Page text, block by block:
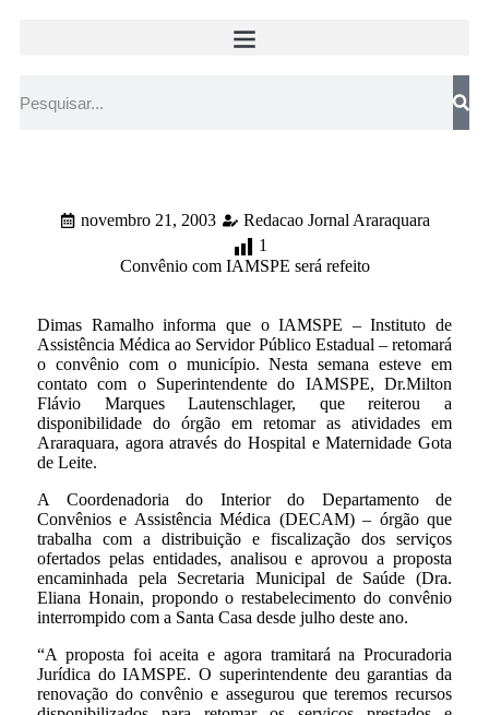
novembro 21, 2003
Redacao Jornal Araraquara
1
Convênio com IAMSPE será refeito
Dimas Ramalho informa que o IAMSPE – Instituto de
Assistência Médica ao Servidor Público Estadual – retomará
o convênio com o município. Nesta semana esteve em
contato com o Superintendente do IAMSPE, Dr.Milton
Flávio Marques Lautenschlager, que reiterou a
disponibilidade do órgão em retomar as atividades em
Araraquara, agora através do Hospital e Maternidade Gota
de Leite.
A Coordenadoria do Interior do Departamento de
Convênios e Assistência Médica (DECAM) – órgão que
trabalha com a distribuição e fiscalização dos serviços
ofertados pelas entidades, analisou e aprovou a proposta
encaminhada pela Secretaria Municipal de Saúde (Dra.
Eliana Honain, propondo o restabelecimento do convênio
interrompido com a Santa Casa desde julho deste ano.
“A proposta foi aceita e agora tramitará na Procuradoria
Jurídica do IAMSPE. O superintendente deu garantias da
renovação do convênio e assegurou que teremos recursos